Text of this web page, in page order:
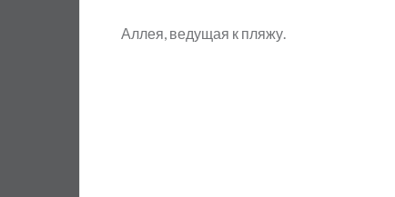
Аллея, ведущая к пляжу.